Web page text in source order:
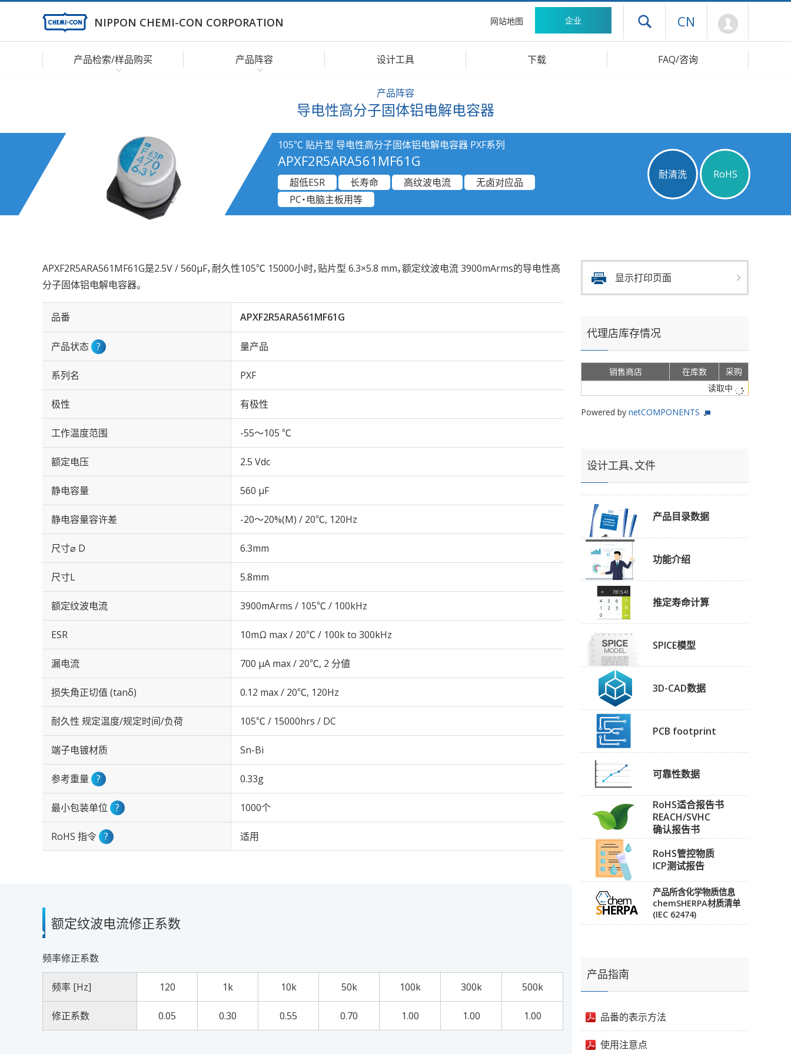
NIPPON CHEMI-CON CORPORATION 网站地图 企业 打开抽屉菜单
CN
产品检索/样品购买 产品阵容 设计工具 下载 FAQ/咨询
产品阵容
导电性高分子固体铝电解电容器
105℃ 贴片型 导电性高分子固体铝电解电容器 PXF系列
APXF2R5ARA561MF61G
耐清洗 RoHS
超低ESR 长寿命 高纹波电流
无卤对应品
PC・电脑主板用等
APXF2R5ARA561MF61G是2.5V / 560µF，耐久性105℃ 15000小时，贴片型 6.3×5.8 mm，额定纹波电流 3900mArms的导电性高
分子固体铝电解电容器。
品番 APXF2R5ARA561MF61G
产品状态 ? 量产品
系列名 PXF
极性 有极性
工作温度范围 -55～105 ℃
额定电压 2.5 Vdc
静电容量 560 µF
静电容量容许差 -20～20%(M) / 20℃, 120Hz
尺寸⌀ D 6.3mm
尺寸L 5.8mm
额定纹波电流 3900mArms / 105℃ / 100kHz
ESR 10mΩ max / 20℃ / 100k to 300kHz
漏电流 700 μA max / 20℃, 2 分値
损失角正切值 (tanδ) 0.12 max / 20℃, 120Hz
耐久性 规定温度/规定时间/负荷 105℃ / 15000hrs / DC
端子电镀材质 Sn-Bi
参考重量 ? 0.33g
最小包装单位 ? 1000个
RoHS 指令 ? 适用
额定纹波电流修正系数
频率修正系数
频率 [Hz] 120 1k 10k 50k 100k 300k 500k
修正系数 0.05 0.30 0.55 0.70 1.00 1.00 1.00
显示打印页面
代理店库存情况
销售商店 在库数
采购
读取中
Powered by netCOMPONENTS
设计工具、文件
产品目录数据
功能介绍
推定寿命计算
SPICE模型
3D-CAD数据
PCB footprint
可靠性数据
RoHS适合报告书
REACH/SVHC
确认报告书
RoHS管控物质
ICP测试报告
产品所含化学物质信息
chemSHERPA材质清单
(IEC 62474)
产品指南
品番的表示方法
使用注意点